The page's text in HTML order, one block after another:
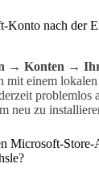
Konto nach der
→ Konten →
mit einem
problemlos
neu zu
Microsoft-